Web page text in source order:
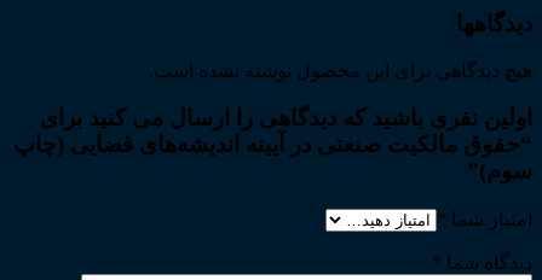
دیدگاهها
هیچ دیدگاهی برای این محصول نوشته نشده است.
اولین نفری باشید که دیدگاهی را ارسال می کنید برای
“حقوق مالکیت صنعتی در آیینه اندیشه‌های قضایی (چاپ
سوم)”
امتیاز شما *
دیدگاه شما *